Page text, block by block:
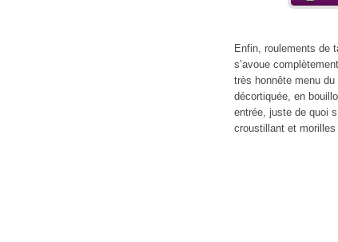
Enfin, roulements de
s’avoue
très honnête menu
décortiquée, en
entrée, juste de quoi
croustillant et morilles